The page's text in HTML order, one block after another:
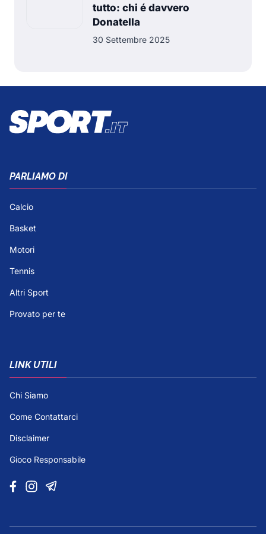
tutto: chi é davvero
Donatella
30 Settembre 2025
PARLIAMO DI
Calcio
Basket
Motori
Tennis
Altri Sport
Provato per te
LINK UTILI
Chi Siamo
Come Contattarci
Disclaimer
Gioco Responsabile